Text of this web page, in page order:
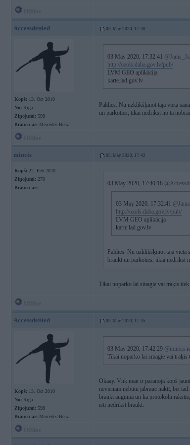
Accessdenied 03. May 2020, 17:40
Kopš: 13. Oct 2010
No: Rīga
Ziņojumi: 598
Braucu ar: Mercedes-Benz
03 May 2020, 17:32:41
http://ozols.daba.gov.lv/pub/
LVM GEO aplikācija
karte.lad.gov.lv
Paldies. Nu uzklikšķinot tajā vietā
un parkoties, tikai nedrīkst no tā
mincis 03. May 2020, 17:42
Kopš: 22. Feb 2020
Ziņojumi: 270
Braucu ar:
03 May 2020, 17:40:18
03 May 2020, 17:32:41
http://ozols.daba.gov.lv/pub/
LVM GEO aplikācija
karte.lad.gov.lv
Paldies. Nu uzklikšķinot tajā vietā
braukt un parkoties, tikai nedrīkst
Tikai noparko lai smagie vai traķis tiek
Accessdenied 03. May 2020, 17:45
Kopš: 13. Oct 2010
No: Rīga
Ziņojumi: 598
Braucu ar: Mercedes-Benz
03 May 2020, 17:42:29 @mincis
Tikai noparko lai smagie vai traķis
Okaay. Vnk man ir paranoja kopš
nevienam nebūtu jābrauc naktī, bet
braukt augumā un ka protokolu
īsti nedrīkst braukt.